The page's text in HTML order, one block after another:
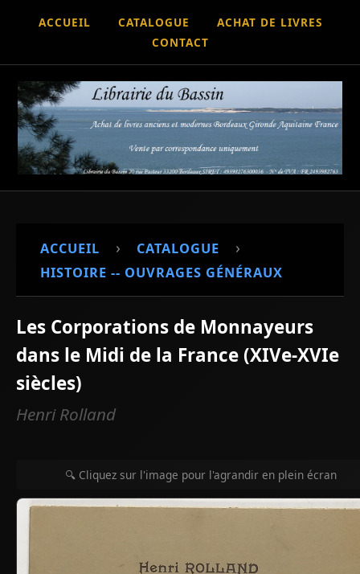
ACCUEIL CATALOGUE
ACHAT DE LIVRES
CONTACT
ACCUEIL › CATALOGUE ›
HISTOIRE -- OUVRAGES GÉNÉRAUX
Les Corporations de Monnayeurs
dans le Midi de la France (XIVe-XVIe
siècles)
Henri Rolland
🔍 Cliquez sur l'image pour l'agrandir en plein écran